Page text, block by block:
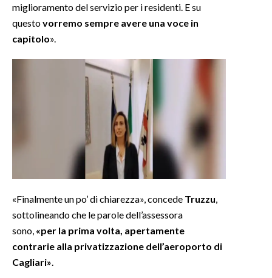
miglioramento del servizio per i residenti. E su
questovorremo sempre avere una voce in
capitolo».
«Finalmente un po’ di chiarezza», concede Truzzu
sottolineando che le parole dell’assessora
sono, «per la prima volta, apertamente
contrarie alla privatizzazione dell’aeroporto di
Cagliari»